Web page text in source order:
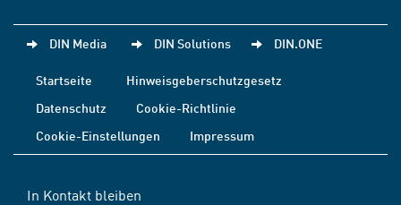
DIN Media DIN Solutions DIN.ONE
Startseite
Hinweisgeberschutzgesetz
Datenschutz
Cookie-Richtlinie
Cookie-Einstellungen
Impressum
In Kontakt bleiben